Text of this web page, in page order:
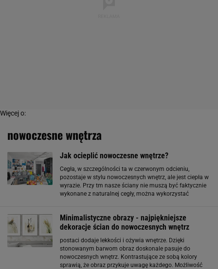
Więcej o:
nowoczesne wnętrza
Jak ocieplić nowoczesne wnętrze?
Cegła, w szczególności ta w czerwonym odcieniu,
pozostaje w stylu nowoczesnych wnętrz, ale jest ciepła w
wyrazie. Przy tm nasze ściany nie muszą być faktycznie
wykonane z naturalnej cegły, można wykorzystać
Minimalistyczne obrazy - najpiękniejsze
dekoracje ścian do nowoczesnych wnętrz
postaci dodaje lekkości i ożywia wnętrze. Dzięki
stonowanym barwom obraz doskonale pasuje do
nowoczesnych wnętrz. Kontrastujące ze sobą kolory
sprawią, że obraz przykuje uwagę każdego. Możliwość